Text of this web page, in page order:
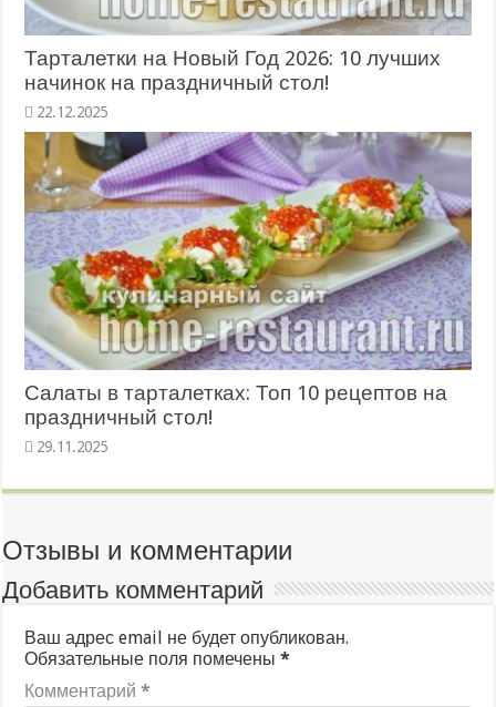
Тарталетки на Новый Год 2026: 10 лучших
начинок на праздничный стол!
22.12.2025
Салаты в тарталетках: Топ 10 рецептов на
праздничный стол!
29.11.2025
Отзывы и комментарии
Добавить комментарий
Ваш адрес email не будет опубликован.
Обязательные поля помечены*
Комментарий*